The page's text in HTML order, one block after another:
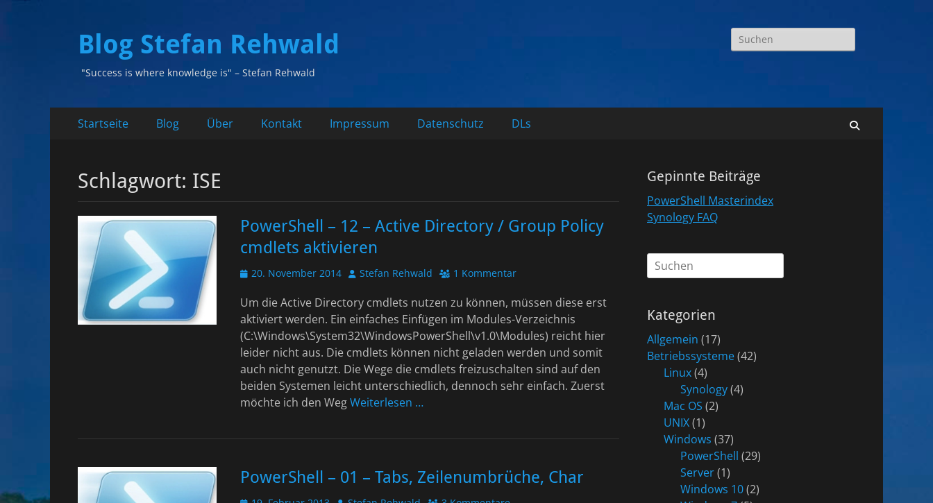
Blog Stefan Rehwald
"Success is where knowledge is" – Stefan Rehwald
Suchen
nach:
Primäres
Inhalt
Startseite Blog Über Kontakt Impressum Datenschutz DLs
Schlagwort: ISE
PowerShell – 12 – Active Directory / Group Policy
cmdlets aktivieren
Veröffentlicht
20. November 2014 AutorStefan Rehwald 1 Kommentar
Um die Active Directory cmdlets nutzen zu können, müssen diese erst
aktiviert werden. Ein einfaches Einfügen im Modules-Verzeichnis
(C:\Windows\System32\WindowsPowerShell\v1.0\Modules) reicht hier
leider nicht aus. Die cmdlets können nicht geladen werden und somit
auch nicht genutzt. Die Wege die cmdlets freizuschalten sind auf den
beiden Systemen leicht unterschiedlich, dennoch sehr einfach. Zuerst
möchte ich den WegWeiterlesen …
PowerShell – 01 – Tabs, Zeilenumbrüche, Char
Gepinnte Beiträge
PowerShell Masterindex
Synology FAQ
Suchen
nach:
Kategorien
Allgemein (17)
Betriebssysteme(42)
Linux(4)
Synology(4)
Mac OS (2)
UNIX(1)
Windows (37)
PowerShell (29)
Server(1)
Windows 10(2)